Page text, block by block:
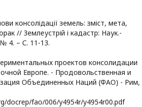
консолідації земель: зміст, мета,
// Землеустрій і кадастр: Наук.-
4. – С. 11-13.
проектов консолидации
Европе. - Продовольственная и
Объединенных Наций (ФАО) - Рим,
docrep/fao/006/y4954r/y4954r00.pdf